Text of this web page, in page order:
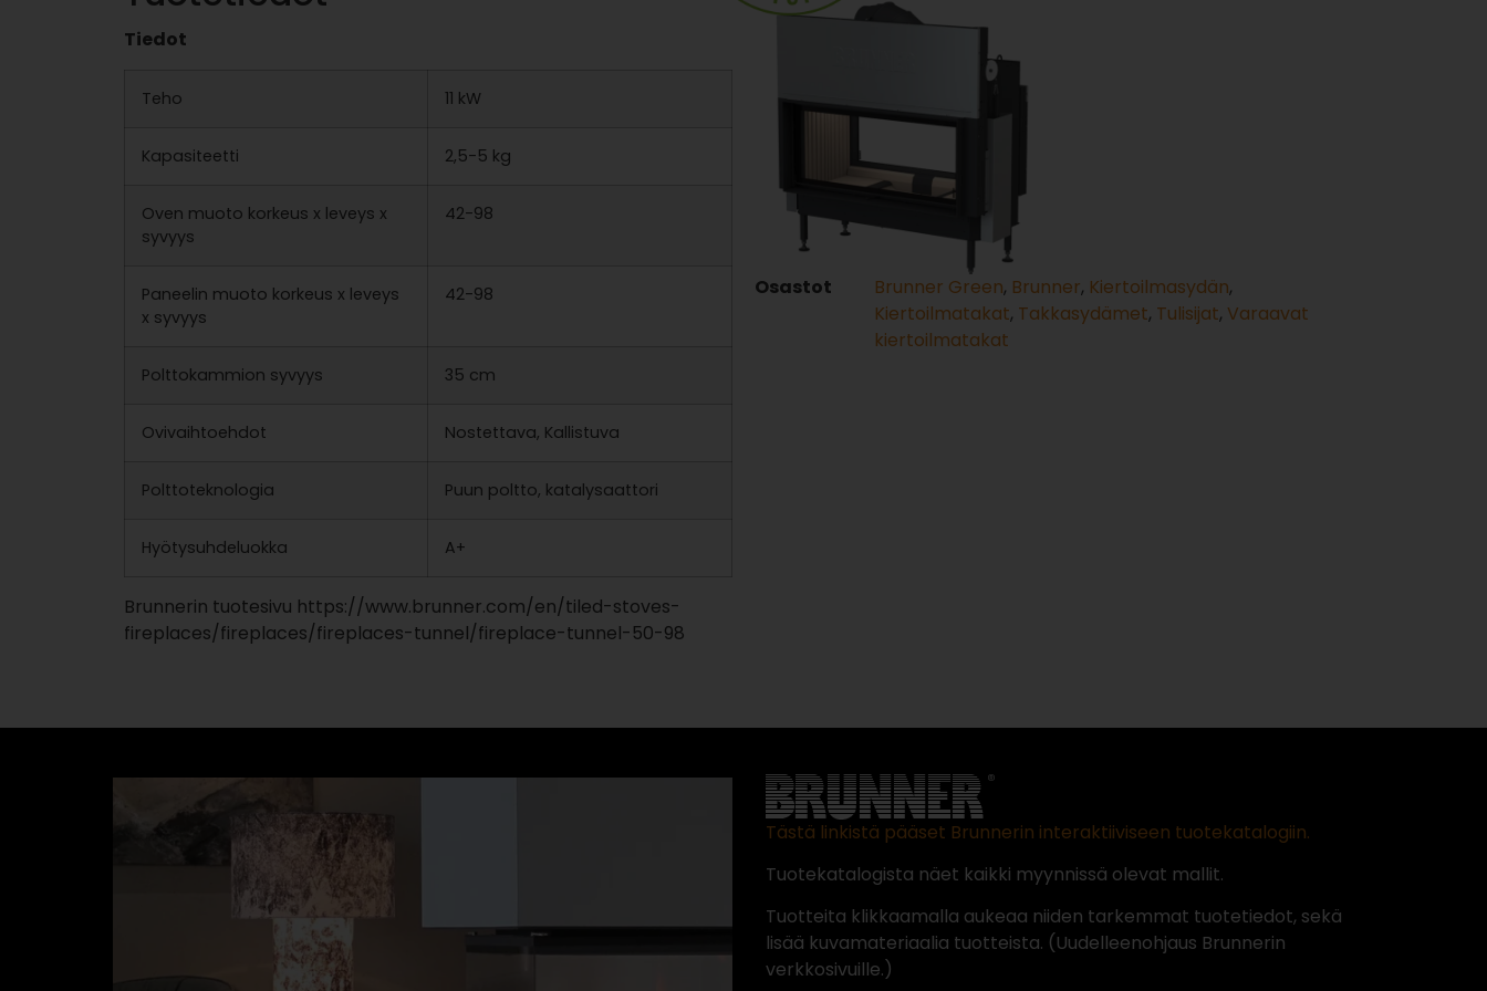
Tiedot
Teho 11 kW
Kapasiteetti 2,5-5 kg
Oven muoto korkeus x leveys x
syvyys
42-98
Paneelin muoto korkeus x leveys
x syvyys
42-98
Polttokammion syvyys 35 cm
Ovivaihtoehdot Nostettava, Kallistuva
Polttoteknologia Puun poltto, katalysaattori
Hyötysuhdeluokka A+
Brunnerin tuotesivu https://www.brunner.com/en/tiled-stoves-
fireplaces/fireplaces/fireplaces-tunnel/fireplace-tunnel-50-98
Osastot Brunner Green, Brunner, Kiertoilmasydän,
Kiertoilmatakat, Takkasydämet, Tulisijat, Varaavat
kiertoilmatakat
Tästä linkistä pääset Brunnerin interaktiiviseen tuotekatalogiin.
Tuotekatalogista näet kaikki myynnissä olevat mallit.
Tuotteita klikkaamalla aukeaa niiden tarkemmat tuotetiedot, sekä
lisää kuvamateriaalia tuotteista. (Uudelleenohjaus Brunnerin
verkkosivuille.)